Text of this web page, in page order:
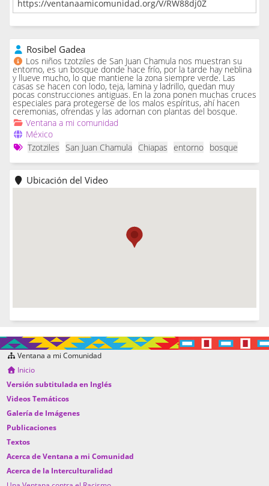
Rosibel Gadea
Los niños tzotziles de San Juan Chamula nos muestran su
entorno, es un bosque donde hace frío, por la tarde hay neblina
y llueve mucho, lo que mantiene la zona siempre verde. Las
casas se hacen con lodo, teja, lamina y ladrillo, quedan muy
pocas construcciones antiguas. En la zona ponen muchas cruces
especiales para protegerse de los malos espíritus, ahí hacen
ceremonias, ofrendas y las adornan con plantas del bosque.
Ventana a mi comunidad
México
Tzotziles
San Juan Chamula Chiapas entorno bosque
Ubicación del Video
Ventana a mi Comunidad
Inicio
Versión subtitulada en Inglés
Videos Temáticos
Galería de Imágenes
Publicaciones
Textos
Acerca de Ventana a mi Comunidad
Acerca de la Interculturalidad